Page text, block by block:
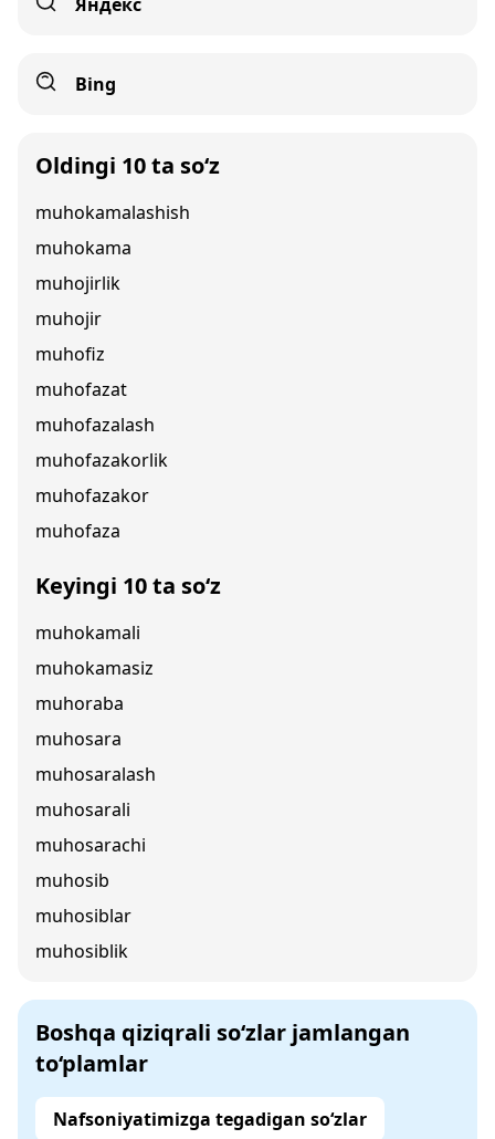
Bing
Oldingi 10 ta so‘z
muhokamalashish
muhokama
muhojirlik
muhojir
muhofiz
muhofazat
muhofazalash
muhofazakorlik
muhofazakor
muhofaza
Keyingi 10 ta so‘z
muhokamali
muhokamasiz
muhoraba
muhosara
muhosaralash
muhosarali
muhosarachi
muhosib
muhosiblar
muhosiblik
Boshqa qiziqrali so‘zlar jamlangan
to‘plamlar
Nafsoniyatimizga tegadigan so‘zlar